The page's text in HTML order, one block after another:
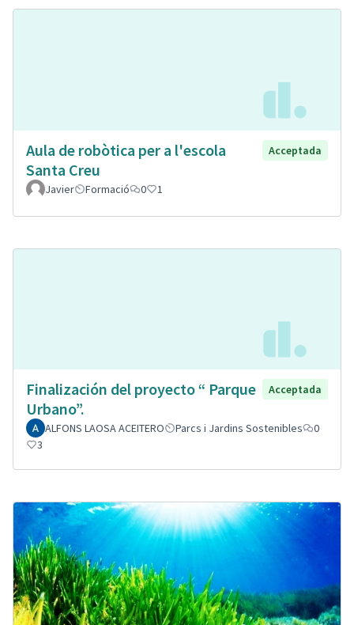
Aula de robòtica per a l'escola
Santa Creu
Acceptada
Javier Formació 0 1
Finalización del proyecto “ Parque
Urbano”.
Acceptada
ALFONS LAOSA ACEITERO Parcs i Jardins Sostenibles
0
3